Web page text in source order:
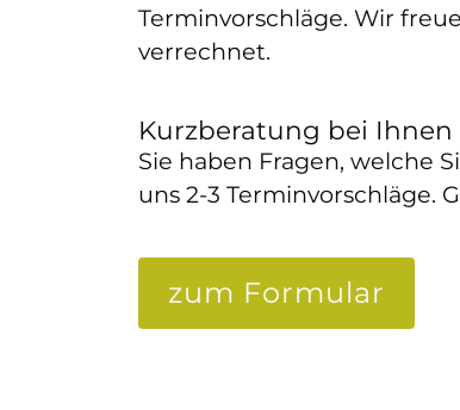
Terminvorschläge. Wir
verrechnet.
Kurzberatung bei Ihnen
Sie haben Fragen, welche
uns 2-3 Terminvorschläge.
zum Formular